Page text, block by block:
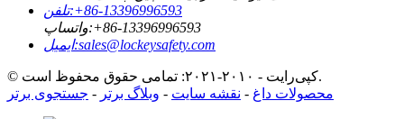
تلفن:‎+86-13396996593‎
واتساپ:‎+86-13396996593‎
ایمیل:sales@lockeysafety.com
© کپی‌رایت - ۲۰۱۰-۲۰۲۱: تمامی حقوق محفوظ است.
محصولات داغ - نقشه سایت - وبلاگ برتر - جستجوی برتر